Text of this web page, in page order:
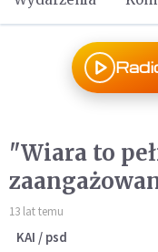
"Wiara to
13 lat temu
KAI / psd